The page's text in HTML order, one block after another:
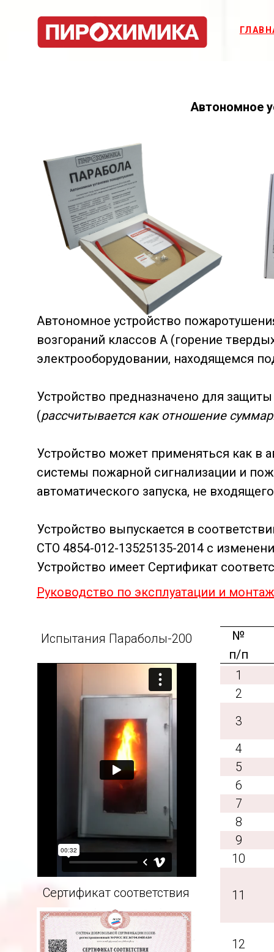
Автономное
Автономное устройство
возгораний классов А (горение
электрооборудовании, находящемся
Устройство предназначено для
(рассчитывается как отношение
Устройство может применяться как в
системы пожарной сигнализации и
автоматического запуска, не
Устройство выпускается в
СТО 4854-012-13525135-2014 с
Устройство имеет Сертификат
Руководство по эксплуатации и
№
п/п
1
2
3
4
5
6
8
9
10
11
12
7
Испытания Параболы-200
Сертификат соответствия